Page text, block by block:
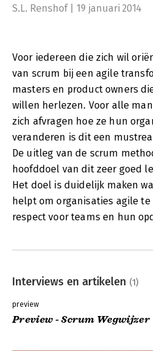
S.L. Renshof | 19 januari 2014
Voor iedereen die zich wil
van scrum bij een agile
masters en product owners
willen herlezen. Voor alle
zich afvragen hoe ze hun
veranderen is dit een
De uitleg van de scrum
hoofddoel van dit zeer goed
Het doel is duidelijk maken
helpt om organisaties agile te
respect voor teams en hun
Interviews en artikelen (1)
preview
Preview - Scrum Wegwijzer